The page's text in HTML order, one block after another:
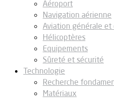
Aéroport
Navigation aérienne
Aviation générale et
Hélicoptères
Equipements
Sûreté et sécurité
Technologie
Recherche
Matériaux